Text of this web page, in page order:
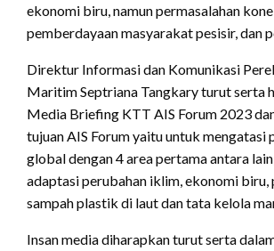
ekonomi biru, namun permasalahan
pemberdayaan masyarakat pesisir, dan
Direktur Informasi dan Komunikasi
Maritim Septriana Tangkary turut serta
Media Briefing KTT AIS Forum 2023
tujuan AIS Forum yaitu untuk mengatasi
global dengan 4 area pertama antara
adaptasi perubahan iklim, ekonomi biru,
sampah plastik di laut dan tata kelola
Insan media diharapkan turut serta